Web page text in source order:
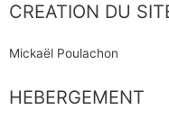
CREATION DU
Mickaël Poulachon
HEBERGEMENT